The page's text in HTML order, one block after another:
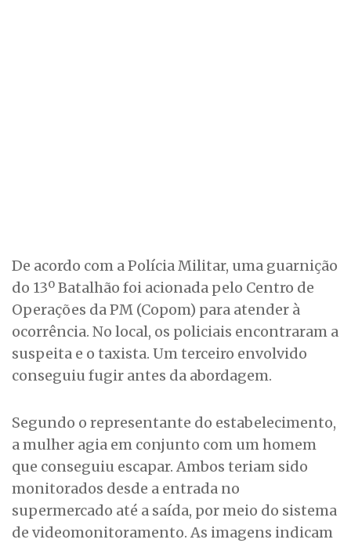
De acordo com a Polícia Militar, uma guarnição
do 13º Batalhão foi acionada pelo Centro de
Operações da PM (Copom) para atender à
ocorrência. No local, os policiais encontraram a
suspeita e o taxista. Um terceiro envolvido
conseguiu fugir antes da abordagem.
Segundo o representante do estabelecimento,
a mulher agia em conjunto com um homem
que conseguiu escapar. Ambos teriam sido
monitorados desde a entrada no
supermercado até a saída, por meio do sistema
de videomonitoramento. As imagens indicam